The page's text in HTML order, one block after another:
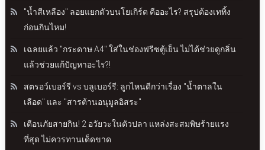
"น้ำสีเหลือง" ลอยแยกตัวบนโยเกิร์ต คืออะไร? สรุปต้องเททิ้ง
ก่อนกินไหม!
เฉลยแล้ว "กระดาษ A4" ใส่ในช่องฟรีซตู้เย็น ไม่ได้ช่วยดูกลิ่น
แล้วช่วยแก้ปัญหาอะไร?!
สตรอว์เบอร์รี vs บลูเบอร์รี: ลูกไหนดีกว่าเรื่อง "น้ำตาลใน
เลือด" และ "สารต้านอนุมูลอิสระ"
เตือนภัยสายกิน! 2 อวัยวะในตัวปลา แหล่งสะสมพิษร้ายแรง
ที่สุด ไม่ควรทานเด็ดขาด